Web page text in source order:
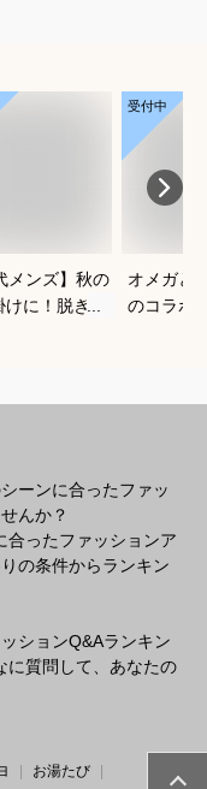
メンズ】秋の
に！脱ぎ着
受付中
オメガと
のコラボ
ーンに合ったファッ
んか？
合ったファッションア
の条件からランキン
ションQ&Aランキン
に質問して、あなたの
お湯たび